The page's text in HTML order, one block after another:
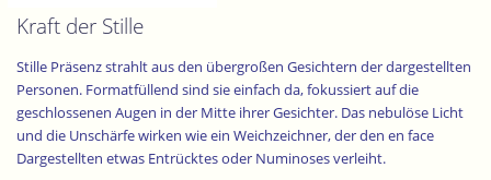
Kraft der Stille
Stille Präsenz strahlt aus den übergroßen Gesichtern der dargestellten
Personen. Formatfüllend sind sie einfach da, fokussiert auf die
geschlossenen Augen in der Mitte ihrer Gesichter. Das nebulöse Licht
und die Unschärfe wirken wie ein Weichzeichner, der den en face
Dargestellten etwas Entrücktes oder Numinoses verleiht.